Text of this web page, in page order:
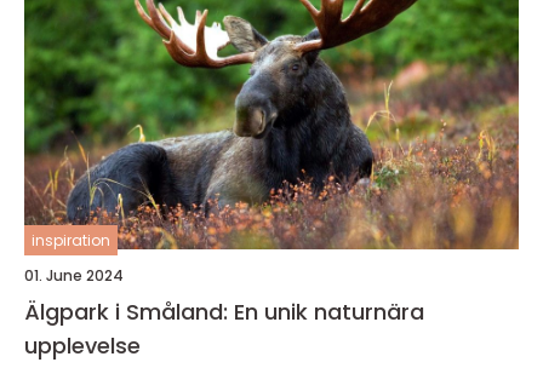
inspiration
01. June 2024
Älgpark i Småland: En unik naturnära
upplevelse